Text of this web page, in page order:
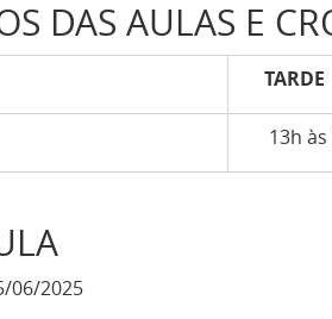
DAS AULAS E
TARDE
13h
06/2025